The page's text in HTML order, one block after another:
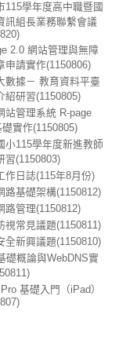
115學年度高中職暨國
訊組長業務聯繫會議
2.0 網站管理與無障
申請實作(1150806)
數據－ 教育資料平臺
紹研習(1150805)
站管理系統 R-page
實作(1150805)
小115學年度新進教師
習(1150803)
作日誌(115年8月份)
路基礎架構(1150812)
路管理(1150812)
視常見議題(1150811)
全新興議題(1150810)
礎概論與WebDNS實
基礎入門（iPad）